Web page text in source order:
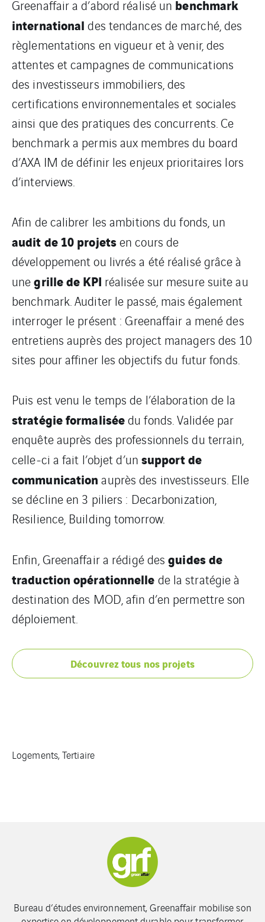
Greenaffair a d’abord réalisé un benchmark
international des tendances de marché, des
règlementations en vigueur et à venir, des
attentes et campagnes de communications
des investisseurs immobiliers, des
certifications environnementales et sociales
ainsi que des pratiques des concurrents. Ce
benchmark a permis aux membres du board
d’AXA IM de définir les enjeux prioritaires lors
d’interviews.
Afin de calibrer les ambitions du fonds, un
audit de 10 projetsen cours de
développement ou livrés a été réalisé grâce à
unegrille de KPI réalisée sur mesure suite au
benchmark. Auditer le passé, mais également
interroger le présent : Greenaffair a mené des
entretiens auprès des project managers des 10
sites pour affiner les objectifs du futur fonds.
Puis est venu le temps de l’élaboration de la
stratégie formaliséedu fonds. Validée par
enquête auprès des professionnels du terrain,
celle-ci a fait l’objet d’un support de
communication auprès des investisseurs. Elle
se décline en 3 piliers : Decarbonization,
Resilience, Building tomorrow.
Enfin, Greenaffair a rédigé desguides de
traduction opérationnelle de la stratégie à
destination des MOD, afin d’en permettre son
déploiement.
Découvrez tous nos projets
Logements, Tertiaire
Bureau d’études environnement, Greenaffair mobilise son